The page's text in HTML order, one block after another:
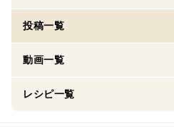
投稿一覧
動画一覧
レシピ一覧